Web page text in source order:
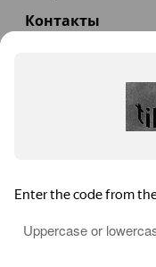
Контакты
Пн—Сб 09:00 –
TeploExpert.com ©
систем отопления,